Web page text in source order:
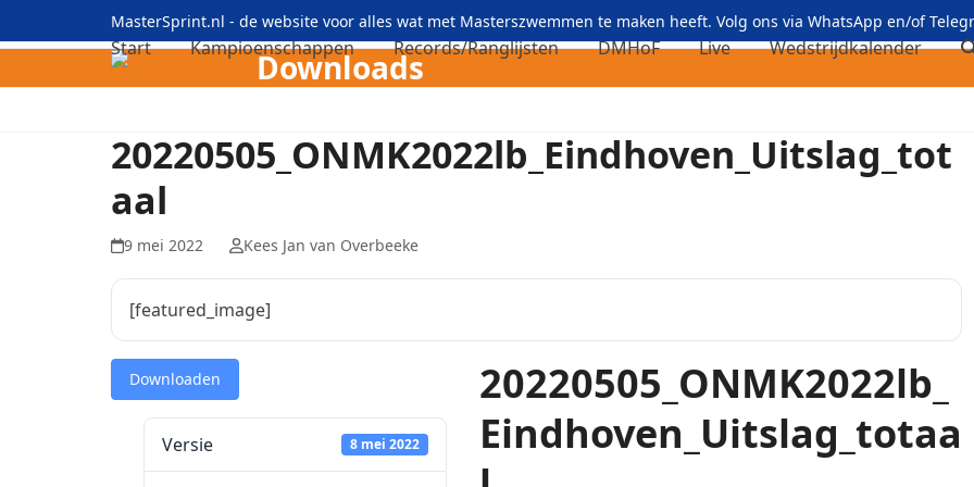
to
MasterSprint.nl - de website voor alles wat met Masterszwemmen te maken heeft. Volg ons via WhatsApp en/of
Start Kampioenschappen Records/Ranglijsten DMHoF Live Wedstrijdkalender
Downloads
20220505_ONMK2022lb_Eindhoven_Uitslag_tot
aal
9 mei 2022 Kees Jan van Overbeeke
[featured_image]
Downloaden
Versie 8 mei 2022
20220505_ONMK2022lb_
Eindhoven_Uitslag_totaa